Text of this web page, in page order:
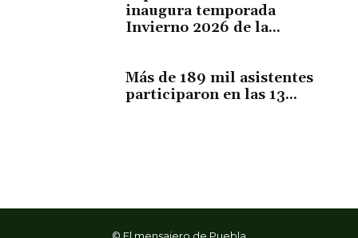
inaugura temporada
Invierno 2026 de la...
Más de 189 mil asistentes
participaron en las 13...
© El mensajero de Puebla